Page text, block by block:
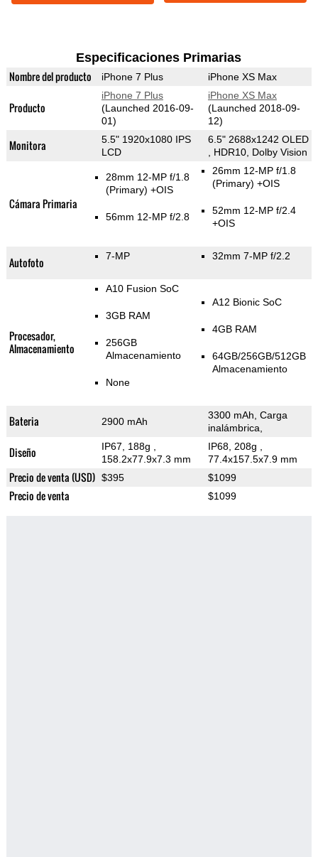
Especificaciones Primarias
Nombre del producto iPhone 7 Plus iPhone XS Max
Producto
iPhone 7 Plus
(Launched 2016-09-
01)
iPhone XS Max
(Launched 2018-09-
12)
Monitora
5.5" 1920x1080 IPS
LCD
6.5" 2688x1242 OLED
, HDR10, Dolby Vision
Cámara Primaria
28mm 12-MP f/1.8
(Primary) +OIS
56mm 12-MP f/2.8
26mm 12-MP f/1.8
(Primary) +OIS
52mm 12-MP f/2.4
+OIS
Autofoto 7-MP 32mm 7-MP f/2.2
Procesador,
Almacenamiento
A10 Fusion SoC
3GB RAM
256GB
Almacenamiento
None
A12 Bionic SoC
4GB RAM
64GB/256GB/512GB
Almacenamiento
Bateria 2900 mAh
3300 mAh, Carga
inalámbrica,
Diseño IP67, 188g
158.2x77.9x7.3 mm
IP68, 208g
77.4x157.5x7.9 mm
Precio de venta (USD) $395 $1099
Precio de venta $1099